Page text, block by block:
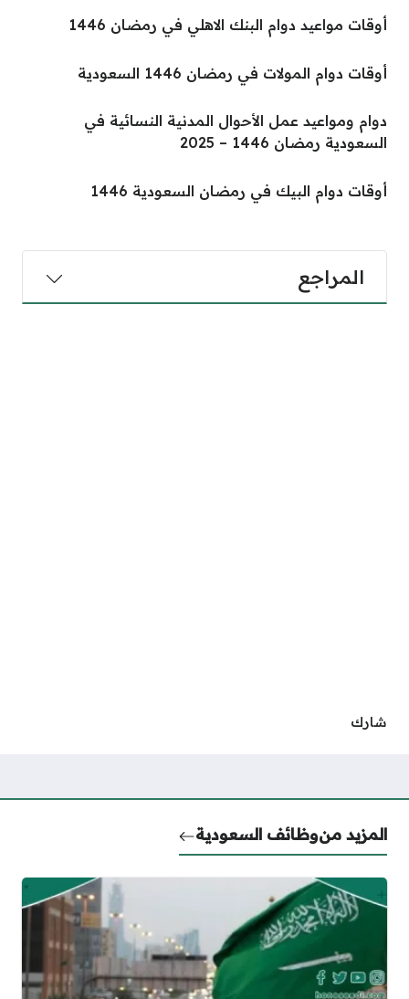
أوقات مواعيد دوام البنك الاهلي في رمضان 1446
أوقات دوام المولات في رمضان 1446 السعودية
دوام ومواعيد عمل الأحوال المدنية النسائية في
السعودية رمضان 1446 – 2025
أوقات دوام البيك في رمضان السعودية 1446
المراجع
شارك
المزيد منوظائف السعودية